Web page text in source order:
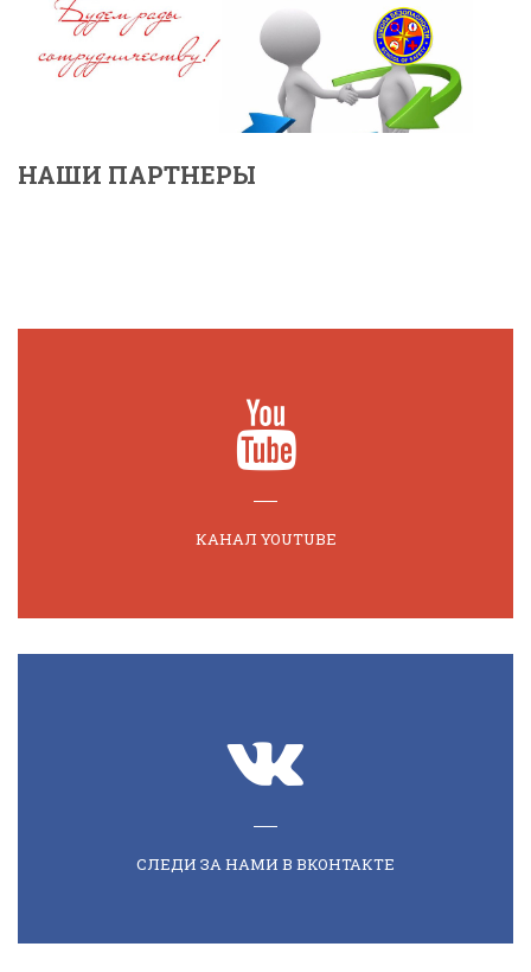
НАШИ ПАРТНЕРЫ
КАНАЛ YOUTUBE
СЛЕДИ ЗА НАМИ В ВКОНТАКТЕ